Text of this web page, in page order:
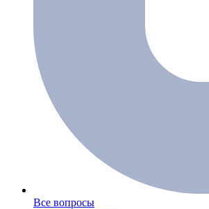
Все вопросы